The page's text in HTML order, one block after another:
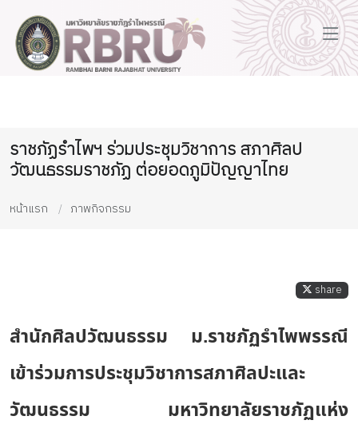
ราชภัฏรำไพฯ ร่วมประชุมวิชาการ สภาศิลป
วัฒนธรรมราชภัฏ ต่อยอดภูมิปัญญาไทย
หน้าแรก ภาพกิจกรรม
share
สำนักศิลปวัฒนธรรม ม.ราชภัฏรำไพพรรณี
เข้าร่วมการประชุมวิชาการสภาศิลปะและ
วัฒนธรรม มหาวิทยาลัยราชภัฏแห่ง